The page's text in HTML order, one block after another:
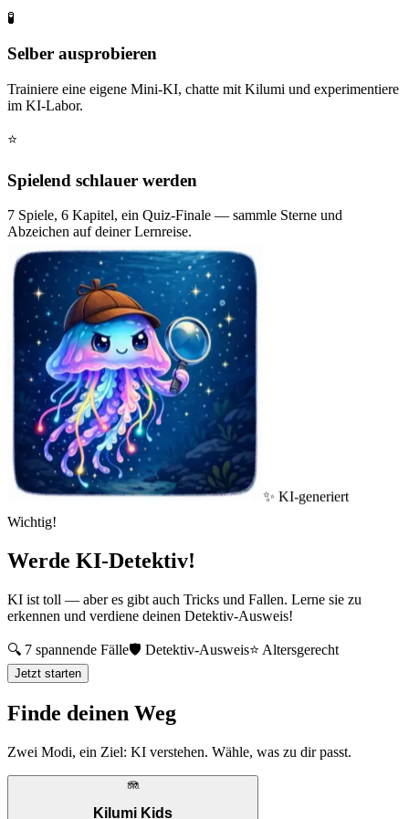
🧪
Selber ausprobieren
Trainiere eine eigene Mini-KI, chatte mit Kilumi und experimentiere
im KI-Labor.
⭐
Spielend schlauer werden
7 Spiele, 6 Kapitel, ein Quiz-Finale — sammle Sterne und
Abzeichen auf deiner Lernreise.
✨ KI-generiert
Wichtig!
Werde KI-Detektiv!
KI ist toll — aber es gibt auch Tricks und Fallen. Lerne sie zu
erkennen und verdiene deinen Detektiv-Ausweis!
🔍 7 spannende Fälle🛡️ Detektiv-Ausweis⭐ Altersgerecht
Jetzt starten
Finde deinen Weg
Zwei Modi, ein Ziel: KI verstehen. Wähle, was zu dir passt.
🪼
Kilumi Kids